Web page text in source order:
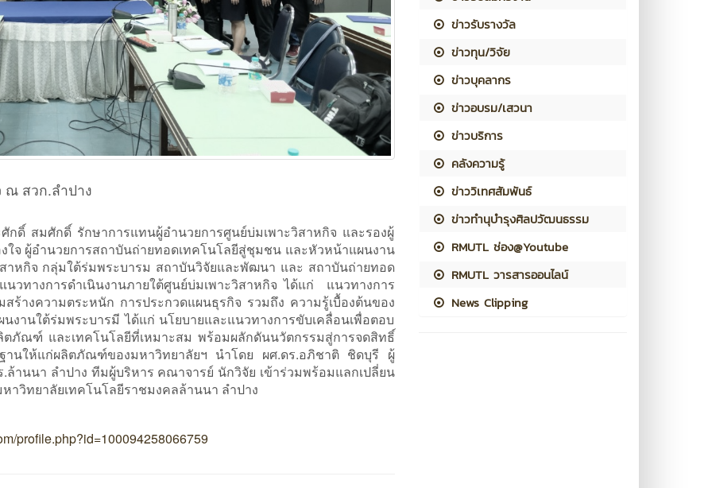
ณ สวก.ลำปาง
ดิ์ สมศักดิ์ รักษาการแทนผู้อำนวยการศูนย์บ่มเพาะวิสาหกิจ และรองผู้
ใจ ผู้อำนวยการสถาบันถ่ายทอดเทคโนโลยีสู่ชุมชน และหัวหน้าแผนงาน
หกิจ กลุ่มใต้ร่มพระบารม สถาบันวิจัยและพัฒนา และ สถาบันถ่ายทอด
วทางการดำเนินงานภายใต้ศูนย์บ่มเพาะวิสาหกิจ ได้แก่ แนวทางการ
ร้างความตระหนัก การประกวดแผนธุรกิจ รวมถึง ความรู้เบื้องต้นของ
านใต้ร่มพระบารมี ได้แก่ นโยบายและแนวทางการขับเคลื่อนเพื่อตอบ
ตภัณฑ์ และเทคโนโลยีที่เหมาะสม พร้อมผลักดันนวัตกรรมสู่การจดสิทธิ์
านให้แก่ผลิตภัณฑ์ของมหาวิทยาลัยฯ นำโดย ผศ.ดร.อภิชาติ ชิดบุรี ผู้
ล้านนา ลำปาง ทีมผู้บริหาร คณาจารย์ นักวิจัย เข้าร่วมพร้อมแลกเปลี่ยน
วิทยาลัยเทคโนโลยีราชมงคลล้านนา ลำปาง
profile.php?id=100094258066759
ข่าวรับรางวัล
ข่าวทุน/วิจัย
ข่าวบุคลากร
ข่าวอบรม/เสวนา
ข่าวบริการ
คลังความรู้
ข่าววิเทศสัมพันธ์
ข่าวทำนุบำรุงศิลปวัฒนธรรม
RMUTL ช่อง@Youtube
RMUTL วารสารออนไลน์
News Clipping